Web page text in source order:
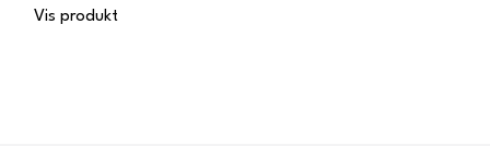
Vis produkt